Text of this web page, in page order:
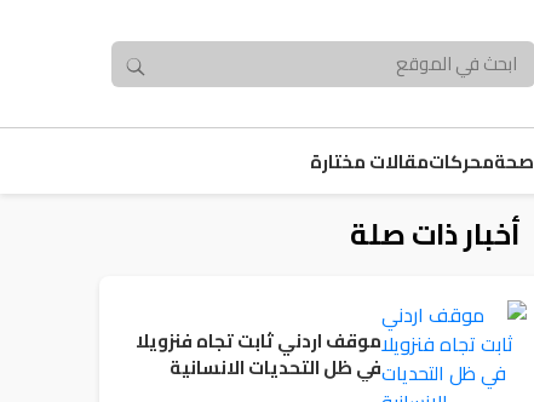
صحةمحركاتمقالات مختارة
أخبار ذات صلة
موقف اردني ثابت تجاه فنزويلا
في ظل التحديات الانسانية